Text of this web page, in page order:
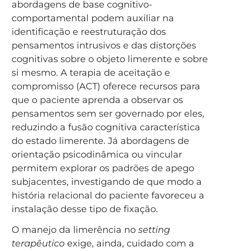
abordagens de base cognitivo-
comportamental podem auxiliar na
identificação e reestruturação dos
pensamentos intrusivos e das distorções
cognitivas sobre o objeto limerente e sobre
si mesmo. A terapia de aceitação e
compromisso (ACT) oferece recursos para
que o paciente aprenda a observar os
pensamentos sem ser governado por eles,
reduzindo a fusão cognitiva característica
do estado limerente. Já abordagens de
orientação psicodinâmica ou vincular
permitem explorar os padrões de apego
subjacentes, investigando de que modo a
história relacional do paciente favoreceu a
instalação desse tipo de fixação.
O manejo da limerência nosetting
terapêutico exige, ainda, cuidado com a